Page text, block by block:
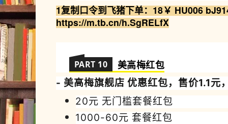
1复制口令到飞猪下单： 18￥ HU006
https://m.tb.cn/h.SgRELfX
PART 10 美高梅红包
- 美高梅旗舰店 优惠红包，售价1.1元
20元 无门槛套餐红包
1000-60元 套餐红包